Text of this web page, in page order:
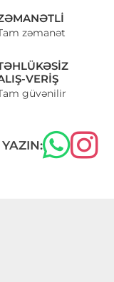
zəmanət
VERIŞ
güvənilir